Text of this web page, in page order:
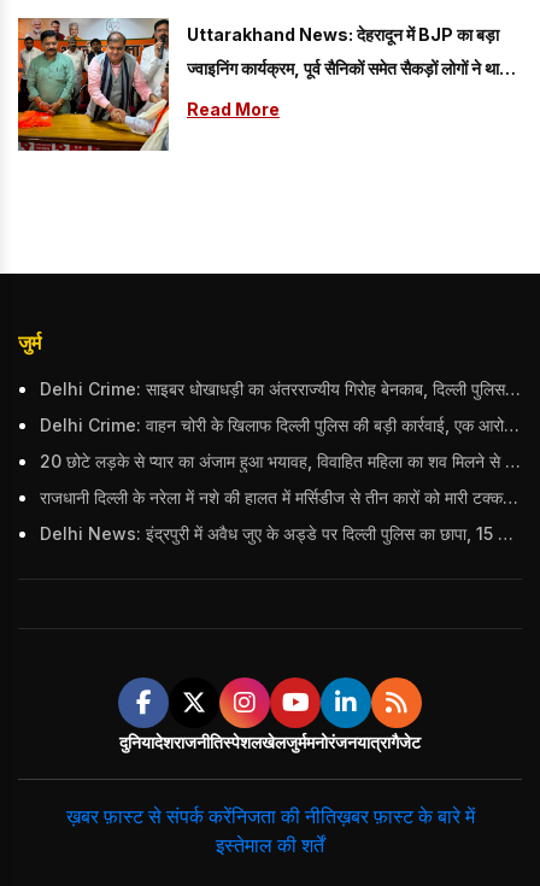
Uttarakhand News: देहरादून में BJP का बड़ा
ज्वाइनिंग कार्यक्रम, पूर्व सैनिकों समेत सैकड़ों लोगों ने थामा
पार्टी का दामन
Read More
जुर्म
Delhi Crime: साइबर धोखाधड़ी का अंतरराज्यीय गिरोह बेनकाब, दिल्ली पुलिस ने 9 आरोपियों को दबोचा; भारी मात्रा में सामान बरामद
Delhi Crime: वाहन चोरी के खिलाफ दिल्ली पुलिस की बड़ी कार्रवाई, एक आरोपी गिरफ्तार; कुल 8 गाड़ियां बरामद
20 छोटे लड़के से प्यार का अंजाम हुआ भयावह, विवाहित महिला का शव मिलने से मचा हड़कंप
राजधानी दिल्ली के नरेला में नशे की हालत में मर्सिडीज से तीन कारों को मारी टक्कर, बुजुर्ग महिला की मौत; हिरासत में आरोपी
Delhi News: इंद्रपुरी में अवैध जुए के अड्डे पर दिल्ली पुलिस का छापा, 15 जुआरियों को पकड़ा; ₹3.61 लाख नकद और अन्य सामान बरामद
दुनियादेशराजनीतिस्पेशलखेलजुर्ममनोरंजनयात्रागैजेट
ख़बर फ़ास्ट से संपर्क करेंनिजता की नीतिख़बर फ़ास्ट के बारे में
इस्तेमाल की शर्तें